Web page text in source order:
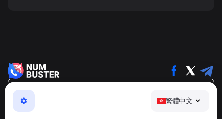
繁體中文
NumBuster © 2013—2026 ·
support@numbuster.com